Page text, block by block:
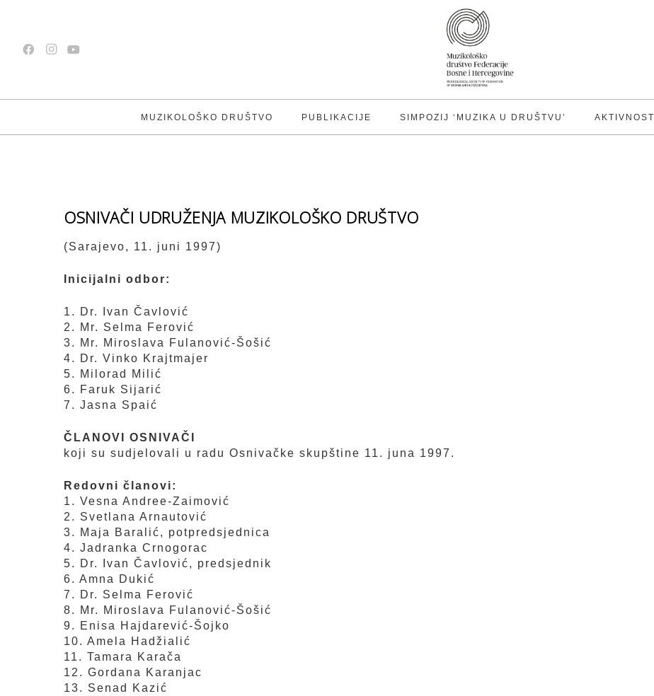
MUZIKOLOŠKO DRUŠTVO PUBLIKACIJE SIMPOZIJ ‘MUZIKA U DRUŠTVU’ AKTIVNOSTI
OSNIVAČI UDRUŽENJA MUZIKOLOŠKO DRUŠTVO
(Sarajevo, 11. juni 1997)
Inicijalni odbor:
1. Dr. Ivan Čavlović
2. Mr. Selma Ferović
3. Mr. Miroslava Fulanović-Šošić
4. Dr. Vinko Krajtmajer
5. Milorad Milić
6. Faruk Sijarić
7. Jasna Spaić
ČLANOVI OSNIVAČI
koji su sudjelovali u radu Osnivačke skupštine 11. juna 1997.
Redovni članovi:
1. Vesna Andree-Zaimović
2. Svetlana Arnautović
3. Maja Baralić, potpredsjednica
4. Jadranka Crnogorac
5. Dr. Ivan Čavlović, predsjednik
6. Amna Dukić
7. Dr. Selma Ferović
8. Mr. Miroslava Fulanović-Šošić
9. Enisa Hajdarević-Šojko
10. Amela Hadžialić
11. Tamara Karača
12. Gordana Karanjac
13. Senad Kazić